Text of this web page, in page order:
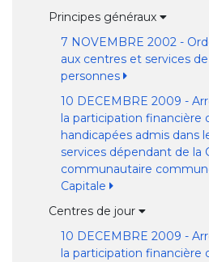
Principes généraux
7 NOVEMBRE 2002 -
aux centres et services
personnes
10 DECEMBRE 2009 -
la participation financière
handicapées admis dans
services dépendant de la
communautaire
Capitale
Centres de jour
10 DECEMBRE 2009 -
la participation financière